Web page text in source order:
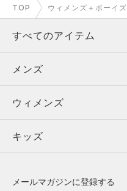
TOP ウィメンズ＋ボーイズ
すべてのアイテム
メンズ
ウィメンズ
キッズ
メンズ
トップス
ボトムス
ウィメンズ
トップス
キッズ
メールマガジンに登録する